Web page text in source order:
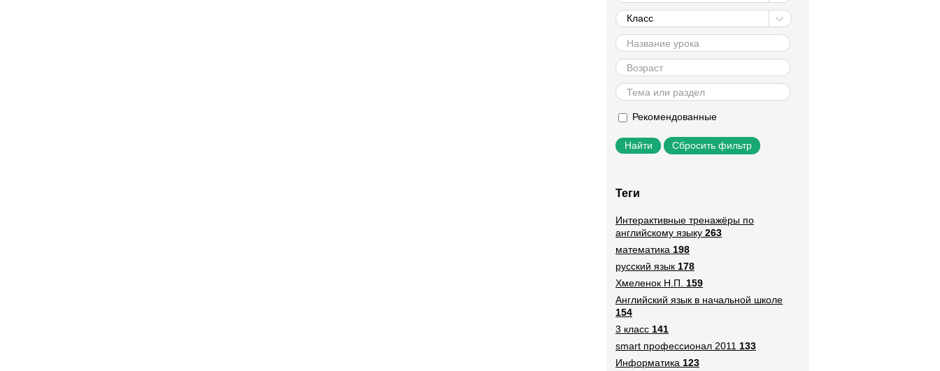
Класс
Рекомендованные
Сбросить фильтр
Теги
Интерактивные тренажёры по
английскому языку 263
математика 198
русский язык 178
Хмеленок Н.П.
159
Английский язык в начальной школе
154
3 класс 141
smart профессионал 2011 133
Информатика 123